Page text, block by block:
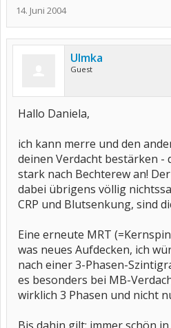
14. Juni 2004
Ulmka
Guest
Hallo Daniela,
ich kann merre und den
deinen Verdacht bestärken -
stark nach Bechterew an!
dabei übrigens völlig
CRP und Blutsenkung, sind
Eine erneute MRT
was neues Aufdecken, ich
nach einer 3-Phasen-
es besonders bei MB-
wirklich 3 Phasen und nicht